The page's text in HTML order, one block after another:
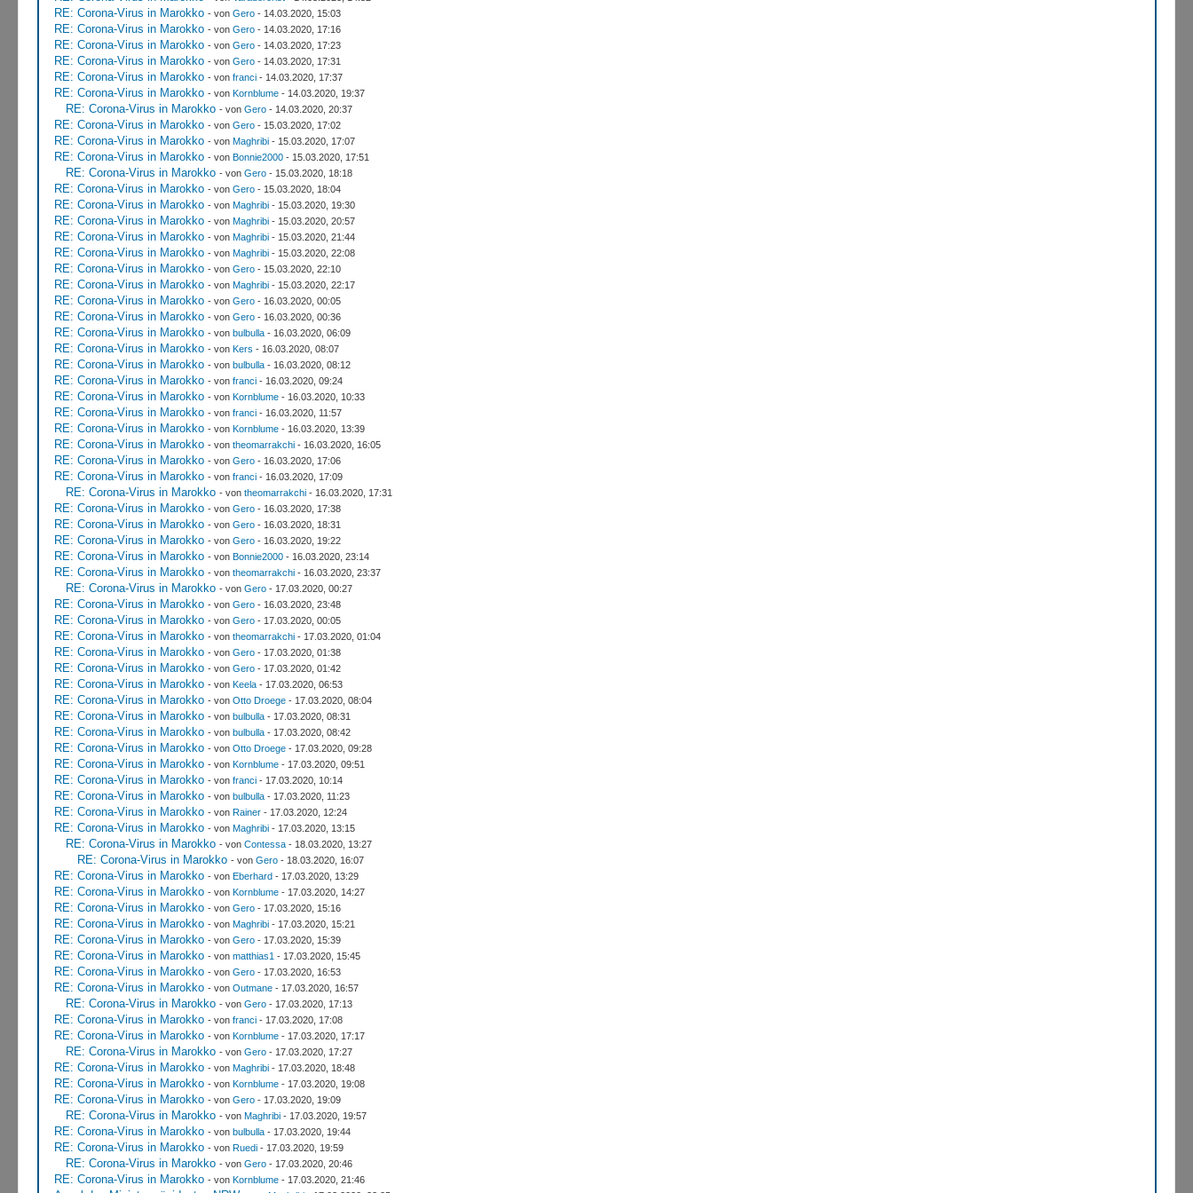
RE: Corona-Virus in Marokko - von Gero- 14.03.2020, 15:03
RE: Corona-Virus in Marokko - von Gero- 14.03.2020, 17:16
RE: Corona-Virus in Marokko - von Gero- 14.03.2020, 17:23
RE: Corona-Virus in Marokko - von Gero- 14.03.2020, 17:31
RE: Corona-Virus in Marokko - von franci- 14.03.2020, 17:37
RE: Corona-Virus in Marokko - von Kornblume- 14.03.2020, 19:37
RE: Corona-Virus in Marokko - von Gero- 14.03.2020, 20:37
RE: Corona-Virus in Marokko - von Gero- 15.03.2020, 17:02
RE: Corona-Virus in Marokko - von Maghribi- 15.03.2020, 17:07
RE: Corona-Virus in Marokko - von Bonnie2000- 15.03.2020, 17:51
RE: Corona-Virus in Marokko - von Gero- 15.03.2020, 18:18
RE: Corona-Virus in Marokko - von Gero- 15.03.2020, 18:04
RE: Corona-Virus in Marokko - von Maghribi- 15.03.2020, 19:30
RE: Corona-Virus in Marokko - von Maghribi- 15.03.2020, 20:57
RE: Corona-Virus in Marokko - von Maghribi- 15.03.2020, 21:44
RE: Corona-Virus in Marokko - von Maghribi- 15.03.2020, 22:08
RE: Corona-Virus in Marokko - von Gero- 15.03.2020, 22:10
RE: Corona-Virus in Marokko - von Maghribi- 15.03.2020, 22:17
RE: Corona-Virus in Marokko - von Gero- 16.03.2020, 00:05
RE: Corona-Virus in Marokko - von Gero- 16.03.2020, 00:36
RE: Corona-Virus in Marokko - von bulbulla- 16.03.2020, 06:09
RE: Corona-Virus in Marokko - von Kers - 16.03.2020, 08:07
RE: Corona-Virus in Marokko - von bulbulla- 16.03.2020, 08:12
RE: Corona-Virus in Marokko - von franci- 16.03.2020, 09:24
RE: Corona-Virus in Marokko - von Kornblume- 16.03.2020, 10:33
RE: Corona-Virus in Marokko - von franci- 16.03.2020, 11:57
RE: Corona-Virus in Marokko - von Kornblume- 16.03.2020, 13:39
RE: Corona-Virus in Marokko - von theomarrakchi- 16.03.2020, 16:05
RE: Corona-Virus in Marokko - von Gero- 16.03.2020, 17:06
RE: Corona-Virus in Marokko - von franci- 16.03.2020, 17:09
RE: Corona-Virus in Marokko - von theomarrakchi- 16.03.2020, 17:31
RE: Corona-Virus in Marokko - von Gero- 16.03.2020, 17:38
RE: Corona-Virus in Marokko - von Gero- 16.03.2020, 18:31
RE: Corona-Virus in Marokko - von Gero- 16.03.2020, 19:22
RE: Corona-Virus in Marokko - von Bonnie2000- 16.03.2020, 23:14
RE: Corona-Virus in Marokko - von theomarrakchi- 16.03.2020, 23:37
RE: Corona-Virus in Marokko - von Gero- 17.03.2020, 00:27
RE: Corona-Virus in Marokko - von Gero- 16.03.2020, 23:48
RE: Corona-Virus in Marokko - von Gero- 17.03.2020, 00:05
RE: Corona-Virus in Marokko - von theomarrakchi- 17.03.2020, 01:04
RE: Corona-Virus in Marokko - von Gero- 17.03.2020, 01:38
RE: Corona-Virus in Marokko - von Gero- 17.03.2020, 01:42
RE: Corona-Virus in Marokko - von Keela- 17.03.2020, 06:53
RE: Corona-Virus in Marokko - von Otto Droege- 17.03.2020, 08:04
RE: Corona-Virus in Marokko - von bulbulla- 17.03.2020, 08:31
RE: Corona-Virus in Marokko - von bulbulla- 17.03.2020, 08:42
RE: Corona-Virus in Marokko - von Otto Droege- 17.03.2020, 09:28
RE: Corona-Virus in Marokko - von Kornblume- 17.03.2020, 09:51
RE: Corona-Virus in Marokko - von franci- 17.03.2020, 10:14
RE: Corona-Virus in Marokko - von bulbulla- 17.03.2020, 11:23
RE: Corona-Virus in Marokko - von Rainer- 17.03.2020, 12:24
RE: Corona-Virus in Marokko - von Maghribi- 17.03.2020, 13:15
RE: Corona-Virus in Marokko - von Contessa- 18.03.2020, 13:27
RE: Corona-Virus in Marokko - von Gero- 18.03.2020, 16:07
RE: Corona-Virus in Marokko - von Eberhard- 17.03.2020, 13:29
RE: Corona-Virus in Marokko - von Kornblume- 17.03.2020, 14:27
RE: Corona-Virus in Marokko - von Gero- 17.03.2020, 15:16
RE: Corona-Virus in Marokko - von Maghribi- 17.03.2020, 15:21
RE: Corona-Virus in Marokko - von Gero- 17.03.2020, 15:39
RE: Corona-Virus in Marokko - von matthias1 - 17.03.2020, 15:45
RE: Corona-Virus in Marokko - von Gero- 17.03.2020, 16:53
RE: Corona-Virus in Marokko - von Outmane- 17.03.2020, 16:57
RE: Corona-Virus in Marokko - von Gero- 17.03.2020, 17:13
RE: Corona-Virus in Marokko - von franci- 17.03.2020, 17:08
RE: Corona-Virus in Marokko - von Kornblume- 17.03.2020, 17:17
RE: Corona-Virus in Marokko - von Gero- 17.03.2020, 17:27
RE: Corona-Virus in Marokko - von Maghribi- 17.03.2020, 18:48
RE: Corona-Virus in Marokko - von Kornblume- 17.03.2020, 19:08
RE: Corona-Virus in Marokko - von Gero- 17.03.2020, 19:09
RE: Corona-Virus in Marokko - von Maghribi- 17.03.2020, 19:57
RE: Corona-Virus in Marokko - von bulbulla- 17.03.2020, 19:44
RE: Corona-Virus in Marokko - von Ruedi- 17.03.2020, 19:59
RE: Corona-Virus in Marokko - von Gero- 17.03.2020, 20:46
RE: Corona-Virus in Marokko - von Kornblume- 17.03.2020, 21:46